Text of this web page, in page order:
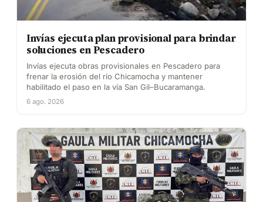
Invías ejecuta plan provisional para brindar
soluciones en Pescadero
Invías ejecuta obras provisionales en Pescadero para
frenar la erosión del río Chicamocha y mantener
habilitado el paso en la vía San Gil–Bucaramanga.
6 ago. 2026